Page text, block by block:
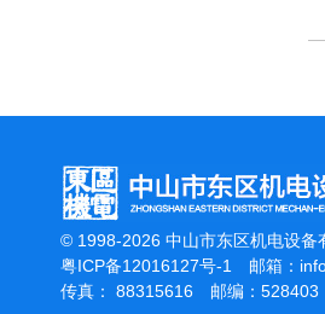
© 1998-2026 中山市东区机电设备
粤ICP备12016127号-1
邮箱：
传真： 88315616 邮编：528403